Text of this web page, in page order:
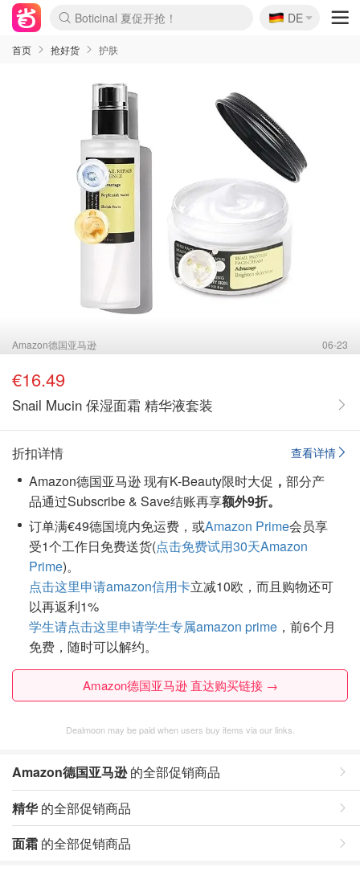
Boticinal 夏促开抢！
4折！lulu周四疯狂上新
还没结束！&OtherStories大促
Joybuy变相75折 随时失效
速领！Stanley独家85折
疑似霸哥！Camper额外叠85折
Zalando 奥莱闪促！每日更新
Moncler反季囤！5折起+叠9折
Coach Brooklyn仅€192
🇩🇪
DE
首页 抢好货 护肤
Amazon德国亚马逊 06-23
€16.49
Snail Mucin 保湿面霜 精华液套装
查看详情
折扣详情
Amazon德国亚马逊 现有K-Beauty限时大促 ， 部分产
品通过Subscribe & Save结账再享额外9折。
订单满€49德国境内免运费，或Amazon Prime会员享
受1个工作日免费送货(点击免费试用30天Amazon
Prime)。
点击这里申请amazon信用卡立减10欧，而且购物还可
以再返利1%
学生请点击这里申请学生专属amazon prime ，前6个月
免费，随时可以解约。
Amazon德国亚马逊 直达购买链接 →
Dealmoon may be paid when users buy items via our links.
Amazon德国亚马逊的全部促销商品
精华的全部促销商品
面霜 的全部促销商品